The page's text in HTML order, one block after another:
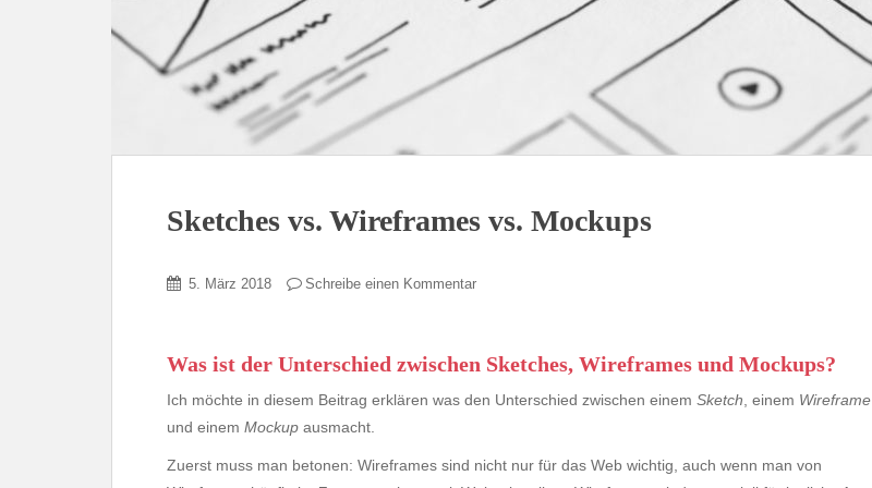
Sketches vs. Wireframes vs. Mockups
5. März 2018 Schreibe einen Kommentar
Was ist der Unterschied zwischen Sketches, Wireframes und Mockups?
Ich möchte in diesem Beitrag erklären was den Unterschied zwischen einem Sketch , einem Wireframe
und einem Mockup ausmacht.
Zuerst muss man betonen: Wireframes sind nicht nur für das Web wichtig, auch wenn man von